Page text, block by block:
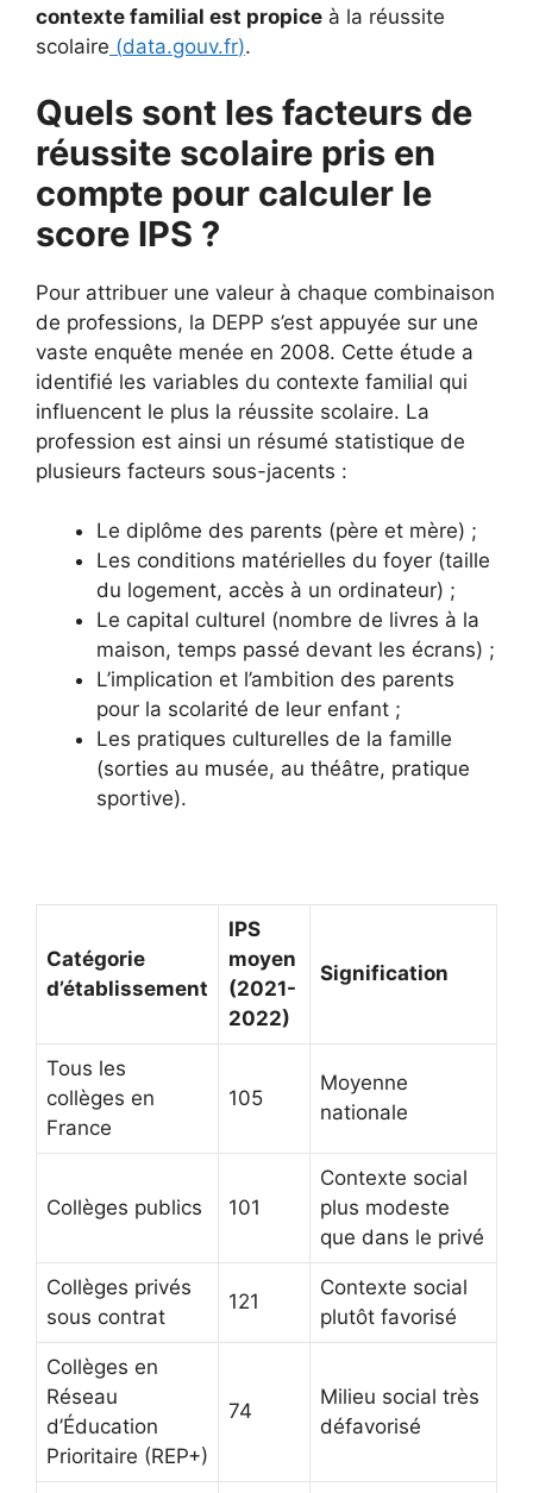
contexte familial est propice à la réussite
scolaire (data.gouv.fr).
Quels sont les facteurs de
réussite scolaire pris en
compte pour calculer le
score IPS ?
Pour attribuer une valeur à chaque combinaison
de professions, la DEPP s’est appuyée sur une
vaste enquête menée en 2008. Cette étude a
identifié les variables du contexte familial qui
influencent le plus la réussite scolaire. La
profession est ainsi un résumé statistique de
plusieurs facteurs sous-jacents :
Le diplôme des parents (père et mère) ;
Les conditions matérielles du foyer (taille
du logement, accès à un ordinateur) ;
Le capital culturel (nombre de livres à la
maison, temps passé devant les écrans) ;
L’implication et l’ambition des parents
pour la scolarité de leur enfant ;
Les pratiques culturelles de la famille
(sorties au musée, au théâtre, pratique
sportive).
Catégorie
d’établissement
IPS
moyen
(2021-
2022)
Signification
Tous les
collèges en
France
105
Moyenne
nationale
Collèges publics 101
Contexte social
plus modeste
que dans le privé
Collèges privés
sous contrat
121
Contexte social
plutôt favorisé
Collèges en
Réseau
d’Éducation
Prioritaire (REP+)
74
Milieu social très
défavorisé